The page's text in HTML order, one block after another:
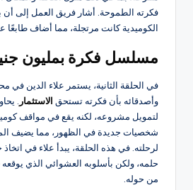
فكرته الطموحة. أشار فريق العمل إلى
الكوميدية كانت مرتجلة، مما أضاف طابعًا
مسلسل فكرة بمليون جنيه
في الحلقة الثانية، يستمر علاء الدين في
وأصدقائه بأن فكرته تستحق الاستثمار .
لتمويل مشروعه، لكنه يقع في مواقف
شخصيات جديدة في الظهور، مما يضيف
لرحلته. في هذه الحلقة، يبدأ علاء في
حلمه، ولكن بأسلوبه العشوائي الذي
من حوله.